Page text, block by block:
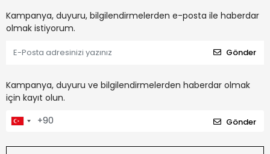
Kampanya, duyuru, bilgilendirmelerden e-posta ile haberdar
olmak istiyorum.
Gönder
Kampanya, duyuru ve bilgilendirmelerden haberdar olmak
için kayıt olun.
Gönder